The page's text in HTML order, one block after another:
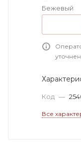
Бежевый
Код —
Все